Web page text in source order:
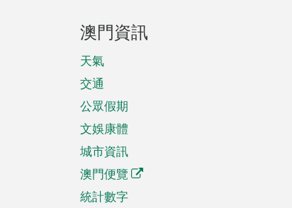
澳門資訊
天氣
交通
公眾假期
文娛康體
城市資訊
澳門便覽
統計數字